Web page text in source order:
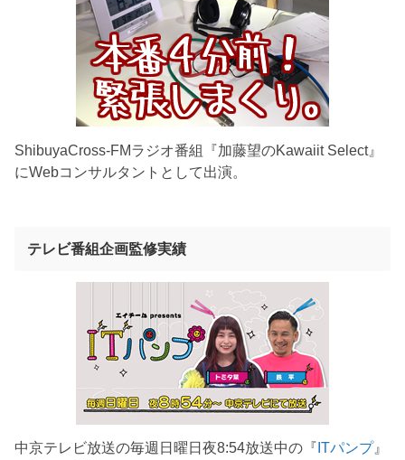
ShibuyaCross-FMラジオ番組『加藤望のKawaiit Select』
にWebコンサルタントとして出演。
テレビ番組企画監修実績
中京テレビ放送の毎週日曜日夜8:54放送中の『ITパンプ』